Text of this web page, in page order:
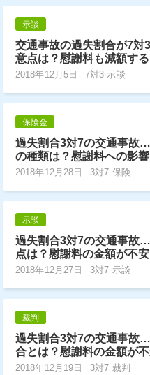
示談
交通事故の過失割合が7
意点は？慰謝料も減額する
2018年12月5日 7対3 示談
保険金
過失割合3対7の交通事故
の種類は？慰謝料への影響
2018年12月28日 3対7 保険
示談
過失割合3対7の交通事故
点は？慰謝料の金額が不
2018年12月27日 3対7 示談
裁判
過失割合3対7の交通事故
合とは？慰謝料の金額が
2018年12月19日 3対7 裁判